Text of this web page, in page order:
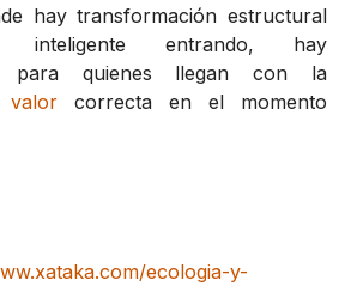
hay transformación estructural
inteligente entrando, hay
para quienes llegan con la
valor correcta en el momento
ecologia-y-